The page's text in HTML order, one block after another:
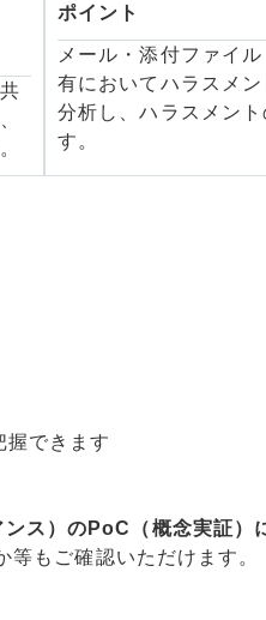
ポイント
メール・添付ファイ
有においてハラスメ
分析し、ハラスメン
す。
握できます
ス）のPoC（概念実証）
もご確認いただけます。